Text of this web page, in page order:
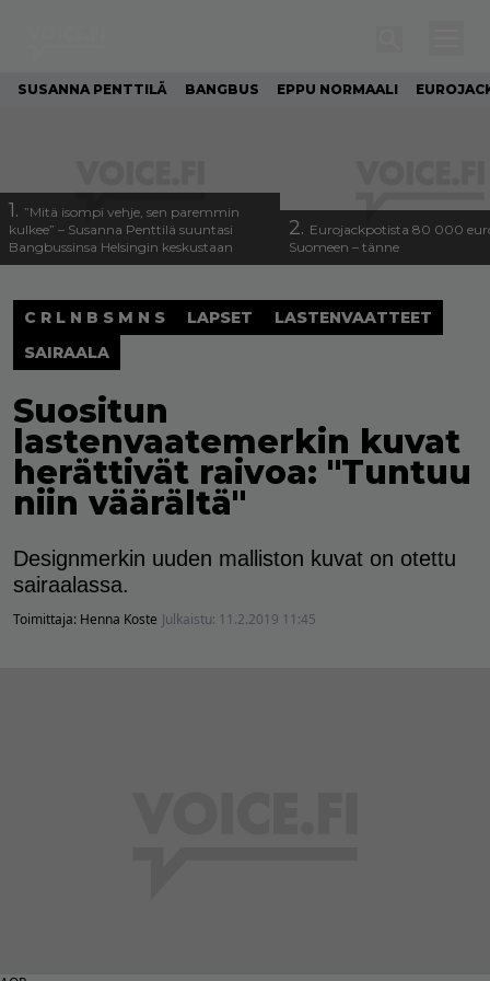
SUSANNA PENTTILÄ BANGBUS EPPU NORMAALI
1. ”Mitä isompi vehje, sen paremmin
kulkee” – Susanna Penttilä suuntasi
Bangbussinsa Helsingin keskustaan
2. Eurojackpotista 80 000
Suomeen – tänne
C R L N B S M N S LAPSET
LASTENVAATTEET
SAIRAALA
Suositun
lastenvaatemerkin kuvat
herättivät raivoa: "Tuntuu
niin väärältä"
Designmerkin uuden malliston kuvat on otettu
sairaalassa.
Toimittaja: Henna Koste Julkaistu: 11.2.2019 11:45